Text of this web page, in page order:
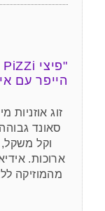
הייפר עם
סאונד
וקל
ארוכות.